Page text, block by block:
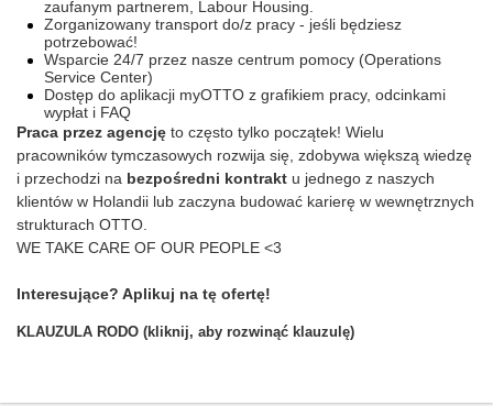
zaufanym partnerem, Labour Housing.
Zorganizowany transport do/z pracy - jeśli będziesz
potrzebować!
Wsparcie 24/7 przez nasze centrum pomocy (Operations
Service Center)
Dostęp do aplikacji myOTTO z grafikiem pracy, odcinkami
wypłat i FAQ
Praca przez agencję to często tylko początek! Wielu
pracowników tymczasowych rozwija się, zdobywa większą wiedzę
i przechodzi na bezpośredni kontrakt u jednego z naszych
klientów w Holandii lub zaczyna budować karierę w wewnętrznych
strukturach OTTO.
WE TAKE CARE OF OUR PEOPLE <3
Interesujące? Aplikuj na tę ofertę!
KLAUZULA RODO (kliknij, aby rozwinąć klauzulę)